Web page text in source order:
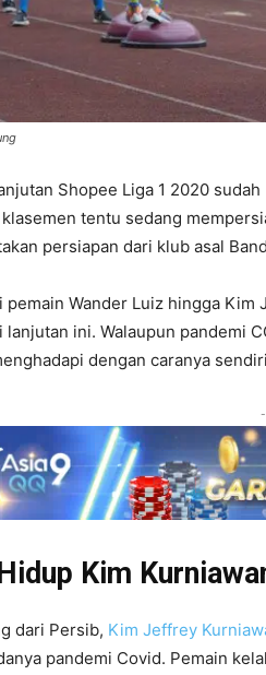
Shopee Liga 1 2020
tentu sedang
persiapan dari klub asal
pemain Wander Luiz hingga
lanjutan ini. Walaupun pandemi
dengan caranya
Kim
dari Persib, Kim Jeffrey
pandemi Covid. Pemain